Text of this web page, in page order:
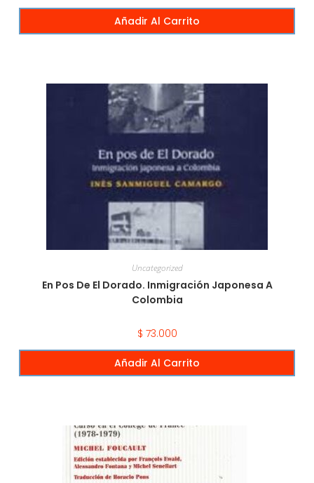
Añadir Al Carrito
Uncategorized
En Pos De El Dorado. Inmigración Japonesa A
Colombia
$ 73.000
Añadir Al Carrito